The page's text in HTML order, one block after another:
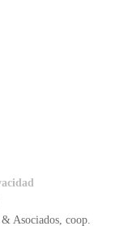
Asociados, coop.